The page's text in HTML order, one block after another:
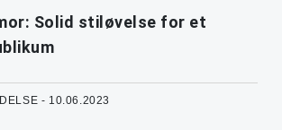
Solid stiløvelse for et
- 10.06.2023